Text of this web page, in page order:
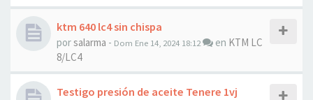
ktm 640 lc4 sin chispa
porsalarma - Dom Ene 14, 2024 18:12 en KTM LC
8/LC4
Testigo presión de aceite Tenere 1vj